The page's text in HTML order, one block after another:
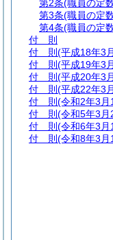
第2条(職員の定
第3条(職員の定
第4条(職員の定
付 則
付 則 (平成18年3
付 則 (平成19年3
付 則 (平成20年3
付 則 (平成22年3
付 則 (令和2年3月
付 則 (令和5年3月
付 則 (令和6年3月
付 則 (令和8年3月